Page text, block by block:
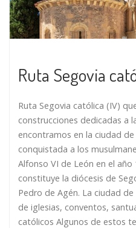
Ruta Segovia
Ruta Segovia católica (IV)
construcciones dedicadas a
encontramos en la ciudad
conquistada a los
Alfonso VI de León en el
constituye la diócesis de
Pedro de Agén. La ciudad
de iglesias, conventos,
católicos Algunos de estos